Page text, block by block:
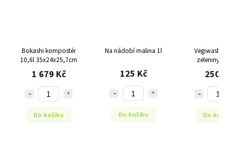
Bokashi kompostér
10,6l 35x24x25,7cm
1 679 Kč
Do košíku
Na nádobí malina 1l
125 Kč
Do košíku
Vegiwash
zeleniny
250
Do